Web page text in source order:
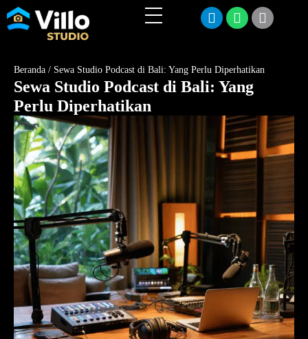
Beranda / Sewa Studio Podcast di Bali: Yang Perlu Diperhatikan
Sewa Studio Podcast di Bali: Yang
Perlu Diperhatikan